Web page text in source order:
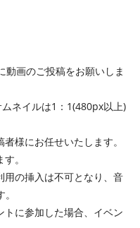
動画のご投稿をお願いしま
ネイルは1：1(480px以上)
様にお任せいたします。
。
用の挿入は不可となり、音
に参加した場合、イベン